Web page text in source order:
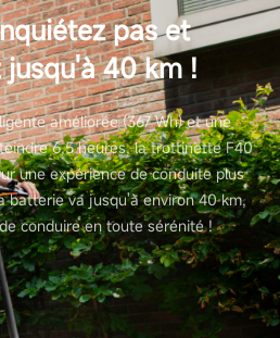
pas et
jusqu'à 40 km !
améliorée (367 Wh) et une
6,5 heures, la trottinette F40
une expérience de conduite plus
batterie va jusqu'à environ 40 km,
conduire en toute sérénité !